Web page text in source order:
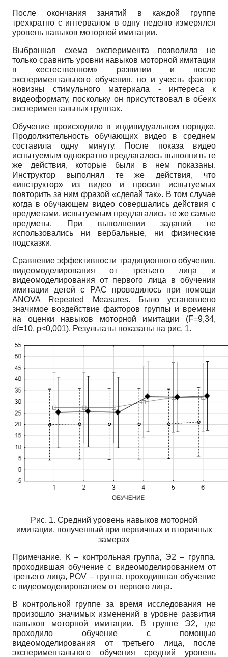
После окончания занятий в каждой группе
трехкратно с интервалом в одну неделю измерялся
уровень навыков моторной имитации.
Выбранная схема эксперимента позволила не
только сравнить уровни навыков моторной имитации
в «естественном» развитии и после
экспериментального обучения, но и учесть фактор
новизны стимульного материала - интереса к
видеоформату, поскольку он присутствовал в обеих
экспериментальных группах.
Обучение происходило в индивидуальном порядке.
Продолжительность обучающих видео в среднем
составила одну минуту. После показа видео
испытуемым однократно предлагалось выполнить те
же действия, которые были в нем показаны.
Инструктор выполнял те же действия, что
«инструктор» из видео и просил испытуемых
повторить за ним фразой «сделай так». В том случае
когда в обучающем видео совершались действия с
предметами, испытуемым предлагались те же самые
предметы. При выполнении заданий не
использовались ни вербальные, ни физические
подсказки.
Сравнение эффективности традиционного обучения,
видеомоделирования от третьего лица и
видеомоделирования от первого лица в обучении
имитации детей с РАС проводилось при помощи
ANOVA Repeated Measures.
Было установлено
значимое воздействие факторов группы и времени
на оценки навыков моторной имитации (F=9,34,
df=10, р<0,001). Результаты показаны на рис. 1.
Рис. 1. Средний уровень навыков моторной
имитации, полученный при первичных и вторичных
замерах
Примечание. К – контрольная группа, Э2 – группа,
проходившая обучение с видеомоделированием от
третьего лица, POV – группа, проходившая обучение
с видеомоделированием от первого лица.
В контрольной группе за время исследования не
произошло значимых изменений в уровне развития
навыков моторной имитации. В группе Э2, где
проходило обучение с помощью
видеомоделирования от третьего лица, после
экспериментального обучения средний уровень